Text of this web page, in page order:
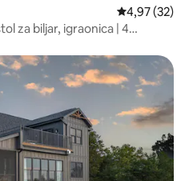
Prosječna
4,97 (32)
za biljar, igraonica | 4
oznakom „Odabrali gosti”